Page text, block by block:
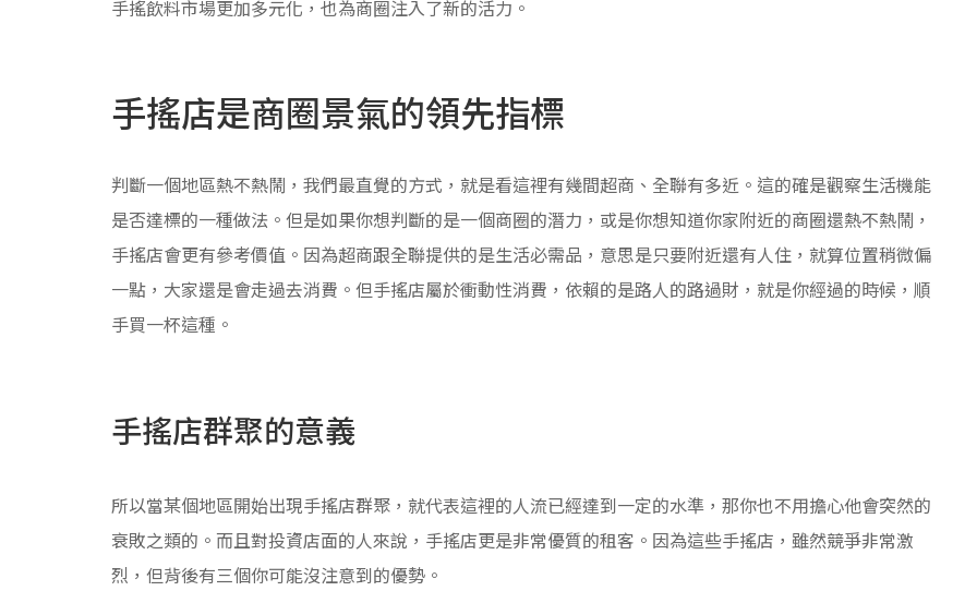
手搖飲料市場更加多元化，也為商圈注入了新的活力。
手搖店是商圈景氣的領先指標
判斷一個地區熱不熱鬧，我們最直覺的方式，就是看這裡有幾間超商、全聯有多近。這的確是觀察生活機能
是否達標的一種做法。但是如果你想判斷的是一個商圈的潛力，或是你想知道你家附近的商圈還熱不熱鬧，
手搖店會更有參考價值。因為超商跟全聯提供的是生活必需品，意思是只要附近還有人住，就算位置稍微偏
一點，大家還是會走過去消費。但手搖店屬於衝動性消費，依賴的是路人的路過財，就是你經過的時候，順
手買一杯這種。
手搖店群聚的意義
所以當某個地區開始出現手搖店群聚，就代表這裡的人流已經達到一定的水準，那你也不用擔心他會突然的
衰敗之類的。而且對投資店面的人來說，手搖店更是非常優質的租客。因為這些手搖店，雖然競爭非常激
烈，但背後有三個你可能沒注意到的優勢。